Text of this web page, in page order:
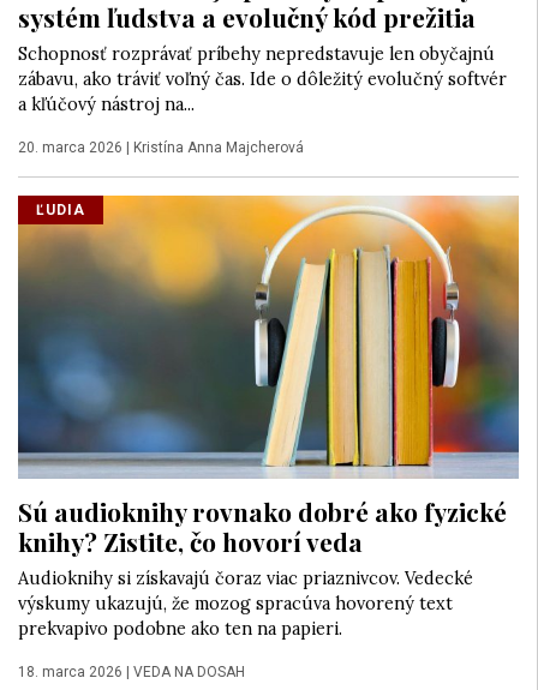
systém ľudstva a evolučný kód prežitia
Schopnosť rozprávať príbehy nepredstavuje len obyčajnú
zábavu, ako tráviť voľný čas. Ide o dôležitý evolučný softvér
a kľúčový nástroj na...
20. marca 2026 Kristína Anna Majcherová
ĽUDIA
Sú audioknihy rovnako dobré ako fyzické
knihy? Zistite, čo hovorí veda
Audioknihy si získavajú čoraz viac priaznivcov. Vedecké
výskumy ukazujú, že mozog spracúva hovorený text
prekvapivo podobne ako ten na papieri.
18. marca 2026 VEDA NA DOSAH